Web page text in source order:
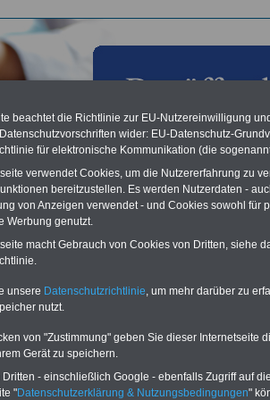
aus der öffentlichen Verwaltung:
darf neue Initiativen im
Vorteile für den
und sparen:
-
Vergleich Gesetzliche
beachtet die Richtlinie zur EU-Nutzereinwilligung
wider: EU-Datenschutz-
für elektronische Kommunikation (die
verwendet Cookies, um die Nutzererfahrung zu
bereitzustellen. Es werden Nutzerdaten -
von Anzeigen verwendet - und Cookies sowohl für
Werbung genutzt.
macht Gebrauch von Cookies von Dritten, siehe
unsere Datenschutzrichtlinie, um mehr darüber zu
nutzt.
von "Zustimmung" geben Sie dieser Internetseite
Gerät zu speichern.
- einschließlich Google - ebenfalls Zugriff auf
"Datenschutzerklärung & Nutzungsbedingungen"